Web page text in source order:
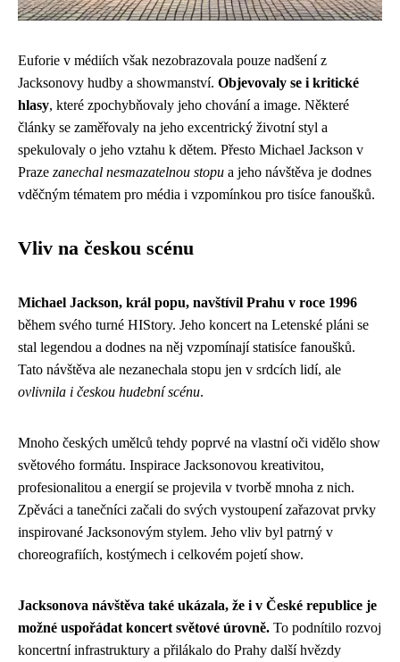
Euforie v médiích však nezobrazovala pouze nadšení z
Jacksonovy hudby a showmanství. Objevovaly se i kritické
hlasy, které zpochybňovaly jeho chování a image. Některé
články se zaměřovaly na jeho excentrický životní styl a
spekulovaly o jeho vztahu k dětem. Přesto Michael Jackson v
Praze zanechal nesmazatelnou stopu a jeho návštěva je dodnes
vděčným tématem pro média i vzpomínkou pro tisíce fanoušků.
Vliv na českou scénu
Michael Jackson, král popu, navštívil Prahu v roce 1996
během svého turné HIStory. Jeho koncert na Letenské pláni se
stal legendou a dodnes na něj vzpomínají statisíce fanoušků.
Tato návštěva ale nezanechala stopu jen v srdcích lidí, ale
ovlivnila i českou hudební scénu.
Mnoho českých umělců tehdy poprvé na vlastní oči vidělo show
světového formátu. Inspirace Jacksonovou kreativitou,
profesionalitou a energií se projevila v tvorbě mnoha z nich.
Zpěváci a tanečníci začali do svých vystoupení zařazovat prvky
inspirované Jacksonovým stylem. Jeho vliv byl patrný v
choreografiích, kostýmech i celkovém pojetí show.
Jacksonova návštěva také ukázala, že i v České republice je
možné uspořádat koncert světové úrovně. To podnítilo rozvoj
koncertní infrastruktury a přilákalo do Prahy další hvězdy